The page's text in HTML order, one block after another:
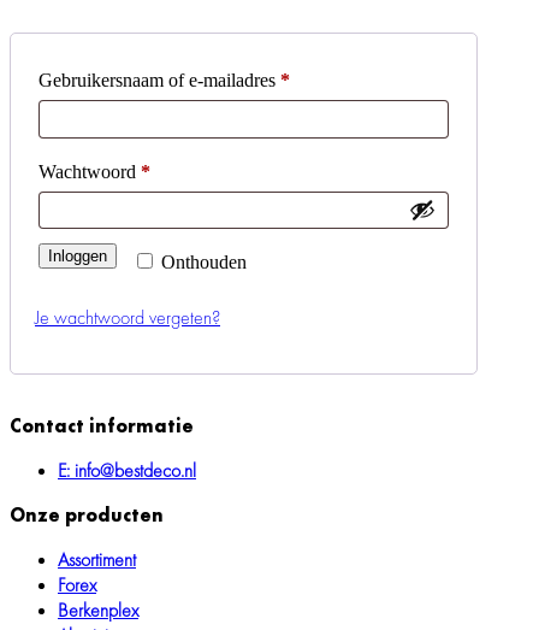
Gebruikersnaam of e-mailadres *Vereist
Wachtwoord *Vereist
Onthouden
Inloggen
Je wachtwoord vergeten?
Contact informatie
E: info@bestdeco.nl
Onze producten
Assortiment
Forex
Berkenplex